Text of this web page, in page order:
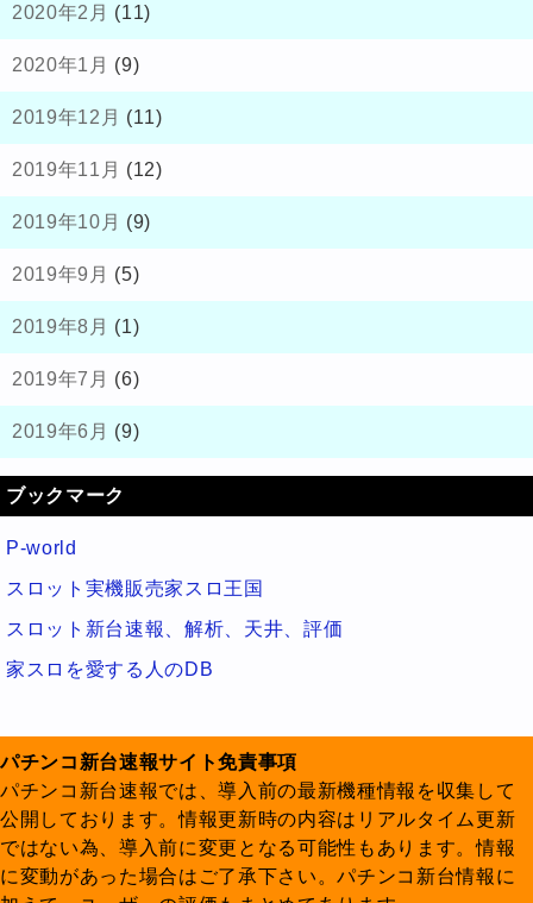
2020年2月 (11)
2020年1月 (9)
2019年12月 (11)
2019年11月 (12)
2019年10月 (9)
2019年9月 (5)
2019年8月 (1)
2019年7月 (6)
2019年6月 (9)
ブックマーク
P-world
スロット実機販売家スロ王国
スロット新台速報、解析、天井、評価
家スロを愛する人のDB
パチンコ新台速報サイト免責事項
パチンコ新台速報では、導入前の最新機種情報を収集して
公開しております。情報更新時の内容はリアルタイム更新
ではない為、導入前に変更となる可能性もあります。情報
に変動があった場合はご了承下さい。パチンコ新台情報に